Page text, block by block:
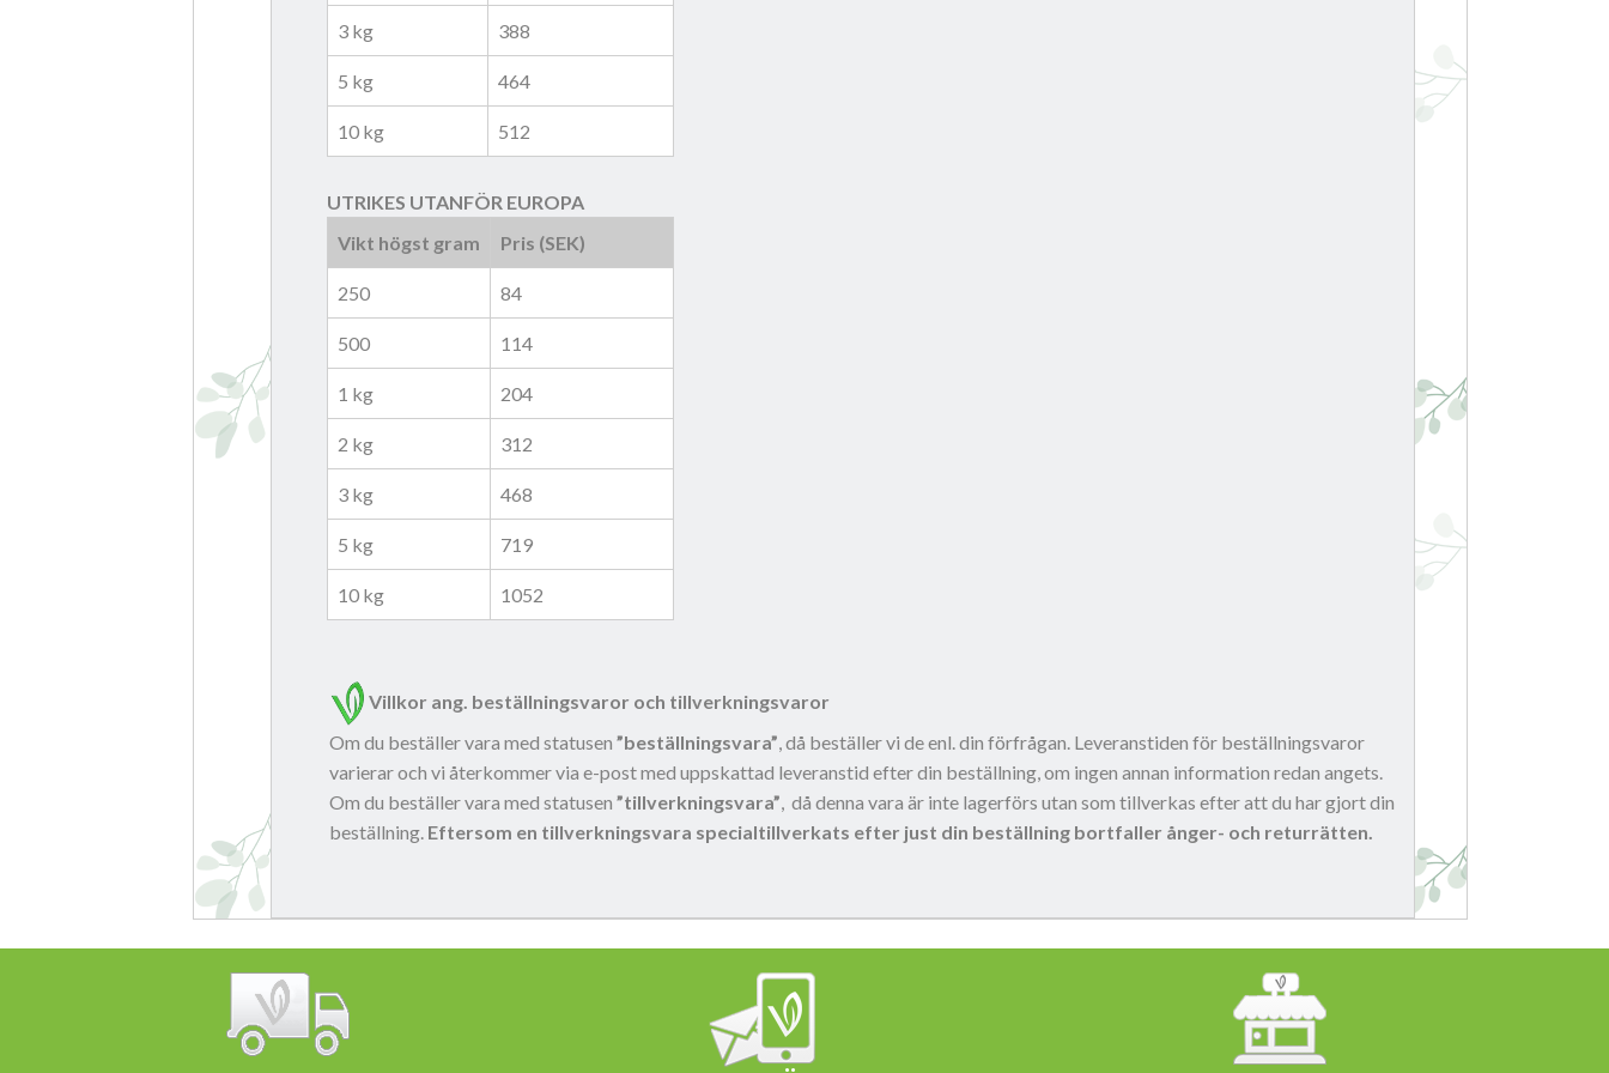
3 kg 388
5 kg 464
10 kg 512
UTRIKES UTANFÖR EUROPA
Vikt högst gram
Pris (SEK)
250 84
500 114
1 kg 204
2 kg 312
3 kg 468
5 kg 719
10 kg 1052
Villkor ang. beställningsvaror och tillverkningsvaror
Om du beställer vara med statusen”beställningsvara”, då beställer vi de enl. din förfrågan. Leveranstiden för beställningsvaror
varierar och vi återkommer via e-post med uppskattad leveranstid efter din beställning, om ingen annan information redan angets.
Om du beställer vara med statusen”tillverkningsvara”, då denna vara är inte lagerförs utan som tillverkas efter att du har gjort din
beställning. Eftersom en tillverkningsvara specialtillverkats efter just din beställning bortfaller ånger- och returrätten.